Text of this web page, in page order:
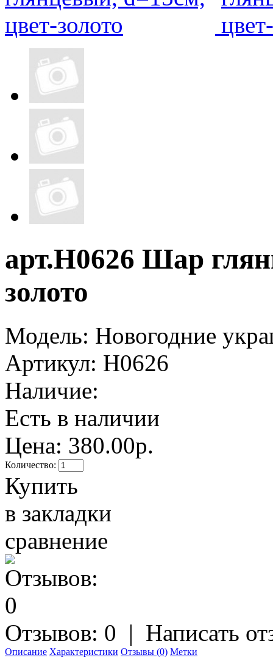
арт.Н0626 Шар
золото
Модель: Новогодние
Артикул: Н0626
Наличие:
Есть в наличии
Цена: 380.00р.
Количество:
Купить
в закладки
сравнение
Отзывов: 0 | Написать
Описание Характеристики Отзывы (0) Метки